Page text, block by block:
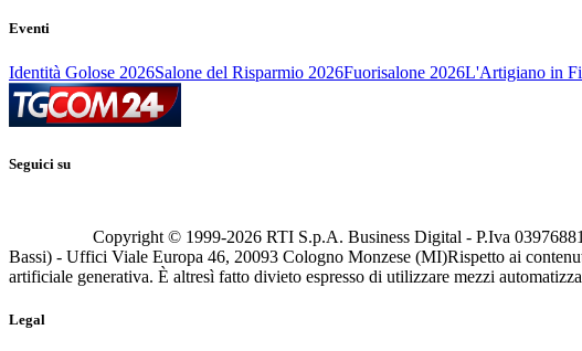
Eventi
Identità Golose 2026Salone del Risparmio 2026Fuorisalone 2026L'Artigiano in
Seguici su
Copyright © 1999-2026 RTI S.p.A. Business Digital - P.Iva
Bassi) - Uffici Viale Europa 46, 20093 Cologno Monzese (MI)Rispetto ai
artificiale generativa. È altresì fatto divieto espresso di utilizzare mezzi
Legal